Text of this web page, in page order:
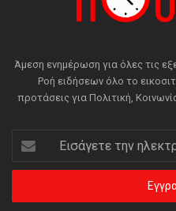
Άμεση ενημέρωση για όλες τις
Ροή ειδήσεων όλο το
προτάσεις για Πολιτική,
την
ηλεκτρονική
διεύθυνση